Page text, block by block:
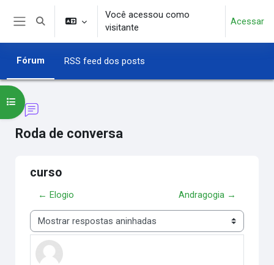
Ir para o conteúdo principal
Alternar entrada de pesquisa
Você acessou como
visitante
Acessar
Fórum RSS feed dos posts
Roda de conversa
Abrir índice do curso
curso
← Elogio Andragogia →
Modo de visualização